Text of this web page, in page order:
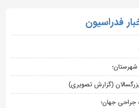
فدراسیون
(گزارش تصویری)
جهان؛